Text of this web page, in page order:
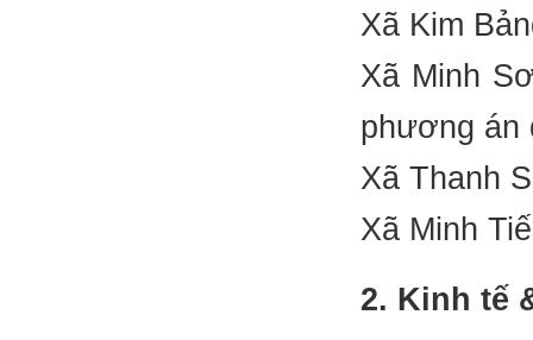
Xã Kim
Xã Minh
phương án
Xã Thanh
Xã Minh
2. Kinh tế